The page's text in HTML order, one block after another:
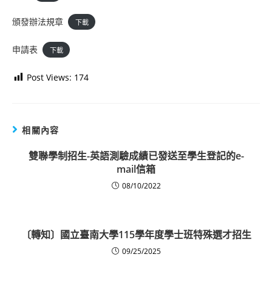
頒發辦法規章 下載
申請表 下載
Post Views: 174
相關內容
雙聯學制招生-英語測驗成績已發送至學生登記的e-
mail信箱
08/10/2022
〔轉知〕國立臺南大學115學年度學士班特殊選才招生
09/25/2025